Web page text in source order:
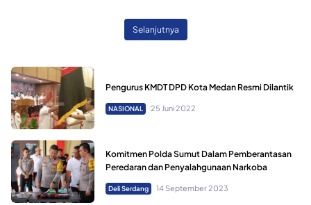
Selanjutnya
Pengurus KMDT DPD Kota Medan Resmi Dilantik
NASIONAL 25 Juni 2022
Komitmen Polda Sumut Dalam Pemberantasan
Peredaran dan Penyalahgunaan Narkoba
Deli Serdang 14 September 2023